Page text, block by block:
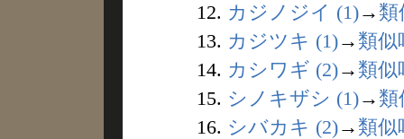
12. カジノジイ (1)→ 類
13. カジツキ (1)→ 類似
14. カシワギ (2)→ 類似
15. シノキザシ (1)→ 類
16. シバカキ (2)→ 類似